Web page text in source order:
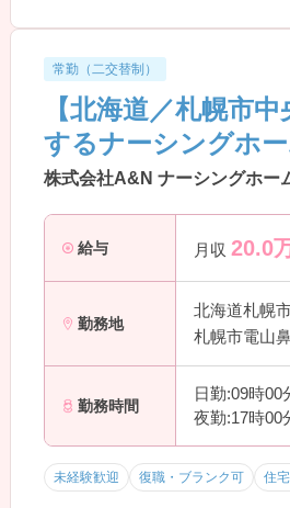
常勤（二交替制）
【北海道／札幌市
するナーシングホ
株式会社A&N ナーシングホー
給与 月収 20.0
勤務地
北海道札幌
札幌市電山
勤務時間
日勤:09時00
夜勤:17時00
未経験歓迎 復職・ブランク可 住